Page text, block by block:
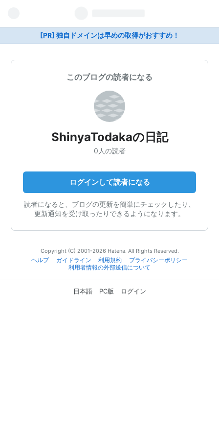
[PR] 独自ドメインは早めの取得がおすすめ！
このブログの読者になる
ShinyaTodakaの日記
0人の読者
ログインして読者になる
読者になると、ブログの更新を簡単にチェックしたり、
更新通知を受け取ったりできるようになります。
Copyright (C) 2001-2026 Hatena. All Rights Reserved.
ヘルプ
ガイドライン 利用規約
プライバシーポリシー
利用者情報の外部送信について
日本語 PC版 ログイン